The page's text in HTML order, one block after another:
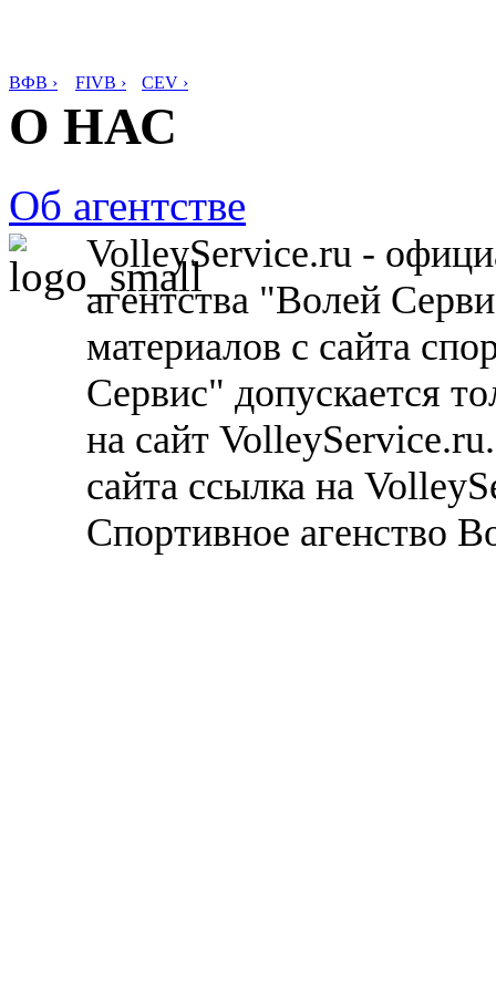
ВФВ › FIVB › CEV ›
О НАС
Об агентстве
VolleyService.ru -
агентства "Волей
материалов с сайта
Сервис" допускается
на сайт
сайта ссылка на
Спортивное агенство